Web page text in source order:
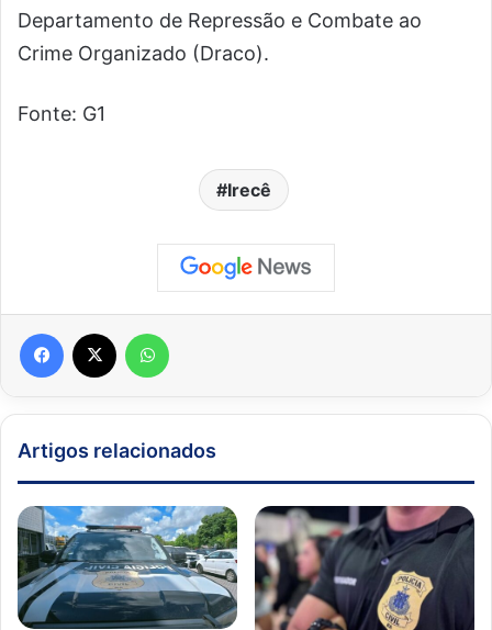
Departamento de Repressão e Combate ao
Crime Organizado (Draco).
Fonte: G1
Irecê
Artigos relacionados